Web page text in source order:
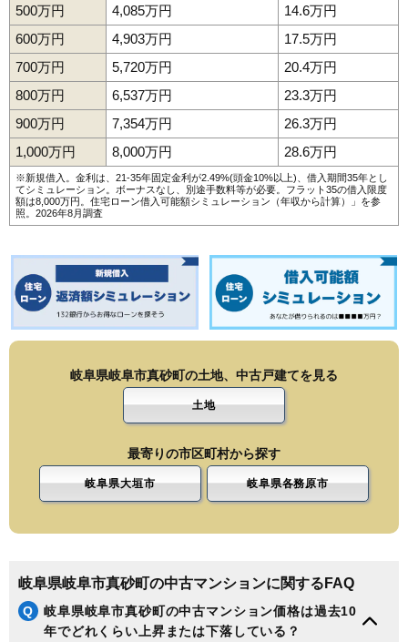
500万円 4,085万円
14.6万円
600万円
4,903万円
17.5万円
700万円
5,720万円
20.4万円
800万円
6,537万円
23.3万円
900万円
7,354万円
26.3万円
1,000万円
8,000万円 28.6万円
※新規借入。金利は、21-35年固定金利が2.49%(頭金10%以上)、借入期間35年とし
てシミュレーション。ボーナスなし、別途手数料等が必要。フラット35の借入限度
額は8,000万円。 住宅ローン借入可能額シミュレーション（年収から計算）
」を参
照。2026年8月調査
岐阜県岐阜市真砂町の土地、中古戸建てを見る
土地
最寄りの市区町村から探す
岐阜県大垣市 岐阜県各務原市
岐阜県岐阜市真砂町の中古マンションに関するFAQ
Q
岐阜県岐阜市真砂町の中古マンション価格は過去10
年でどれくらい上昇または下落している？